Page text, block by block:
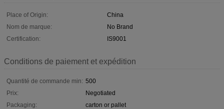
Place of Origin:
China
Nom de marque:
No Brand
Certification:
IS9001
Conditions de paiement et expédition
Quantité de commande min: 500
Prix:
Negotiated
Packaging:
carton or pallet